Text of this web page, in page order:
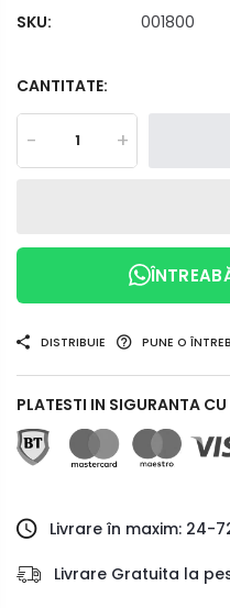
SKU: 001800
CANTITATE:
- +
DISTRIBUIE PUNE O
PLATESTI IN SIGURANTA
Livrare în maxim: 24-
Livrare Gratuita la